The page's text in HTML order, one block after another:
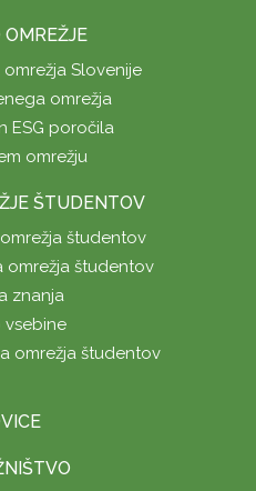
Slovenije
omrežja
ESG poročila
omrežju
ŠTUDENTOV
študentov
omrežja študentov
znanja
vsebine
omrežja študentov